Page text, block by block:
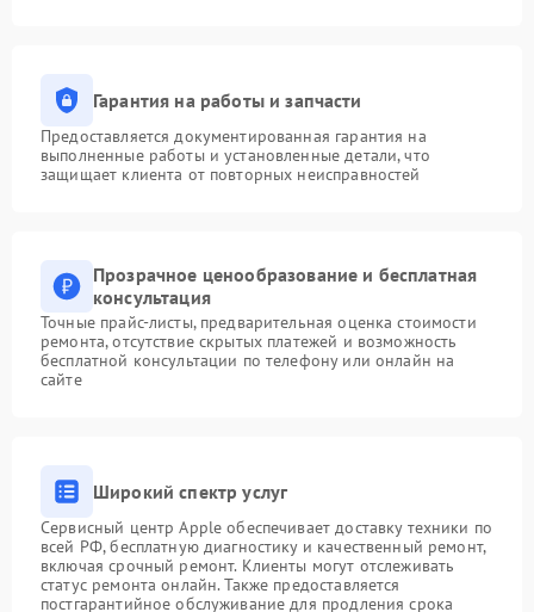
Гарантия на работы и запчасти
Предоставляется документированная гарантия на
выполненные работы и установленные детали, что
защищает клиента от повторных неисправностей
Прозрачное ценообразование и бесплатная
консультация
Точные прайс-листы, предварительная оценка стоимости
ремонта, отсутствие скрытых платежей и возможность
бесплатной консультации по телефону или онлайн на
сайте
Широкий спектр услуг
Сервисный центр Apple обеспечивает доставку техники по
всей РФ, бесплатную диагностику и качественный ремонт,
включая срочный ремонт. Клиенты могут отслеживать
статус ремонта онлайн. Также предоставляется
постгарантийное обслуживание для продления срока